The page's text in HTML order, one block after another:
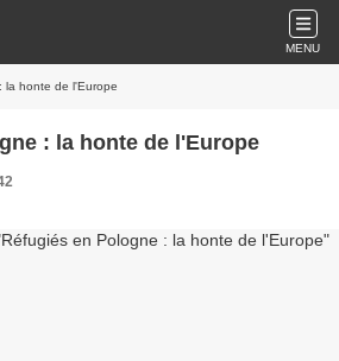
MENU
la honte de l'Europe
: la honte de l'Europe